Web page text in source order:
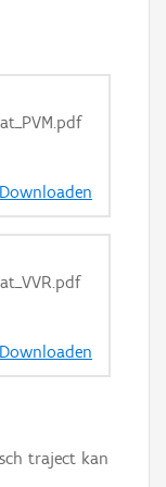
Downloaden
Downloaden
traject kan